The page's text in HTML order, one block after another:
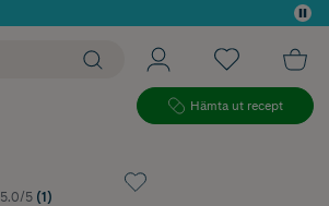
Hämta ut recept
5.0/5 (1)